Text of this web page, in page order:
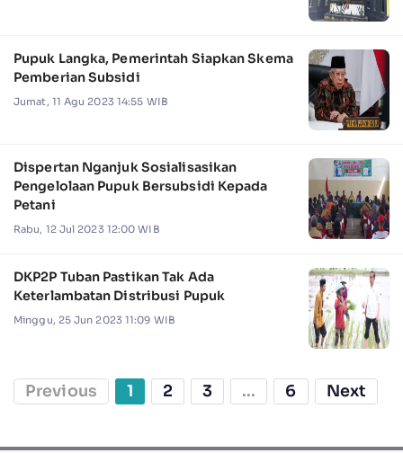
Pupuk Langka, Pemerintah Siapkan Skema
Pemberian Subsidi
Jumat, 11 Agu 2023 14:55 WIB
Dispertan Nganjuk Sosialisasikan
Pengelolaan Pupuk Bersubsidi Kepada
Petani
Rabu, 12 Jul 2023 12:00 WIB
DKP2P Tuban Pastikan Tak Ada
Keterlambatan Distribusi Pupuk
Minggu, 25 Jun 2023 11:09 WIB
Previous 1 2 3 ... 6 Next